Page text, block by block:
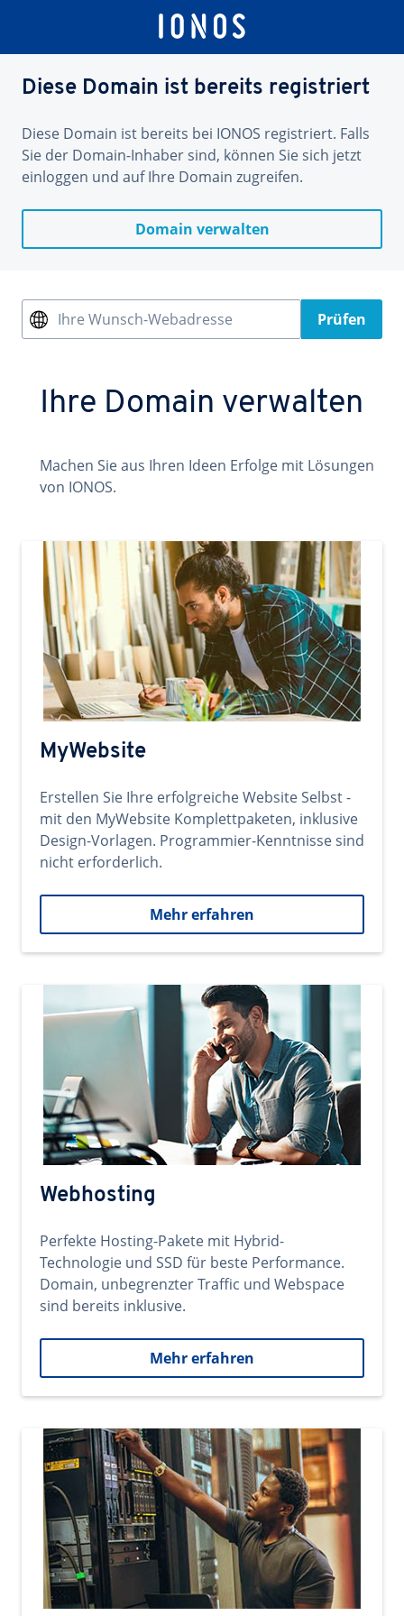
Diese Domain ist bereits registriert
Diese Domain ist bereits bei IONOS registriert. Falls
Sie der Domain-Inhaber sind, können Sie sich jetzt
einloggen und auf Ihre Domain zugreifen.
Domain verwalten
Ihre Wunsch-Webadresse Prüfen
Ihre Domain verwalten
Machen Sie aus Ihren Ideen Erfolge mit Lösungen
von IONOS.
MyWebsite
Erstellen Sie Ihre erfolgreiche Website Selbst -
mit den MyWebsite Komplettpaketen, inklusive
Design-Vorlagen. Programmier-Kenntnisse sind
nicht erforderlich.
Mehr erfahren
Webhosting
Perfekte Hosting-Pakete mit Hybrid-
Technologie und SSD für beste Performance.
Domain, unbegrenzter Traffic und Webspace
sind bereits inklusive.
Mehr erfahren